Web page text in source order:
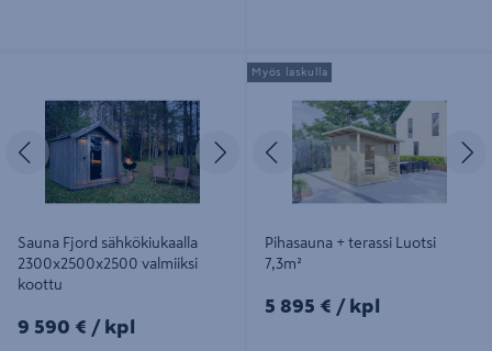
Edellinen Seuraava
Sauna Fjord sähkökiukaalla
2300x2500x2500 valmiiksi
koottu
9590€/kpl
9 590 € / kpl
Pihasauna + terassi Luotsi 7,3m²
Edellinen
Pihasauna + terassi Luotsi
7,3m²
5895€/kpl
5 895 € / kpl
Myös laskulla